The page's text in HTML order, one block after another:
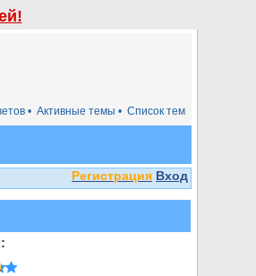
Список тем
Активные темы •
•
Регистрация Вход